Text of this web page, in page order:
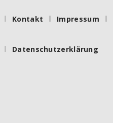
Kontakt Impressum
Datenschutzerklärung